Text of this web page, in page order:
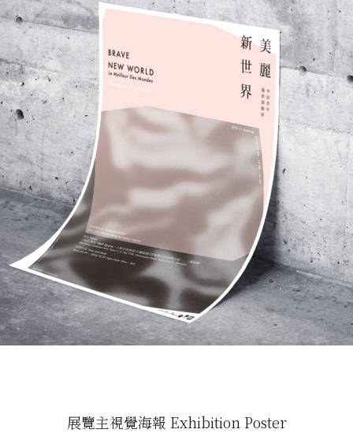
展覽主視覺海報 Exhibition Poster